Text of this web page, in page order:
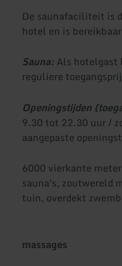
De saunafaciliteit is
hotel en is
Sauna:Als hotelgast
reguliere
Openingstijden
9.30 tot 22.30 uur /
aangepaste
6000 vierkante
sauna's, zoutwereld
tuin, overdekt
massages